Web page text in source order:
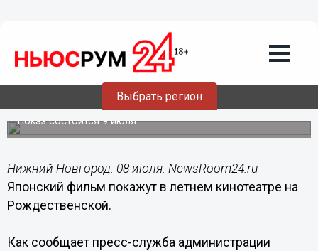
Выбрать регион
08.07.201609:35
Японский фильм покажут в летнем
кинотеатре на Рождественской
Показ состоится 9 июля.
Нижний Новгород. 08 июля. NewsRoom24.ru -
Японский фильм покажут в летнем кинотеатре на
Рождественской.
Как сообщает пресс-служба администрации